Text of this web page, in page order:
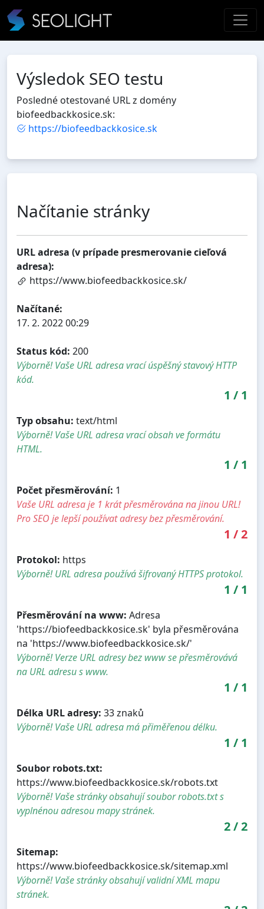
Výsledok SEO testu
Posledné otestované URL z domény
biofeedbackkosice.sk:
https://biofeedbackkosice.sk
Načítanie stránky
URL adresa (v prípade presmerovanie cieľová
adresa):
https://www.biofeedbackkosice.sk/
Načítané:
17. 2. 2022 00:29
Status kód: 200
Výborně! Vaše URL adresa vrací úspěšný stavový HTTP
kód.
1 / 1
Typ obsahu: text/html
Výborně! Vaše URL adresa vrací obsah ve formátu
HTML.
1 / 1
Počet přesměrování: 1
Vaše URL adresa je 1 krát přesměrována na jinou URL!
Pro SEO je lepší používat adresy bez přesměrování.
1 /2
Protokol: https
Výborně! URL adresa používá šifrovaný HTTPS protokol.
1 / 1
Přesměrování na www: Adresa
'https://biofeedbackkosice.sk' byla přesměrována
na 'https://www.biofeedbackkosice.sk/'
Výborně! Verze URL adresy bez www se přesměrovává
na URL adresu s www.
1 / 1
Délka URL adresy: 33 znaků
Výborně! Vaše URL adresa má přiměřenou délku.
1 / 1
Soubor robots.txt:
https://www.biofeedbackkosice.sk/robots.txt
Výborně! Vaše stránky obsahují soubor robots.txt s
vyplnénou adresou mapy stránek.
2/2
Sitemap:
https://www.biofeedbackkosice.sk/sitemap.xml
Výborně! Vaše stránky obsahují validní XML mapu
stránek.